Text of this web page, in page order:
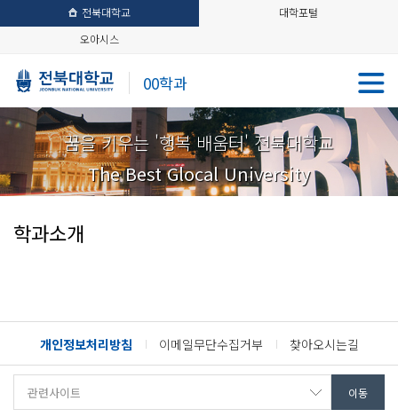
전북대학교
대학포털
오아시스
00학과
꿈을 키우는 '행복 배움터' 전북대학교
The Best Glocal University
학과소개
개인정보처리방침 이메일무단수집거부 찾아오시는길